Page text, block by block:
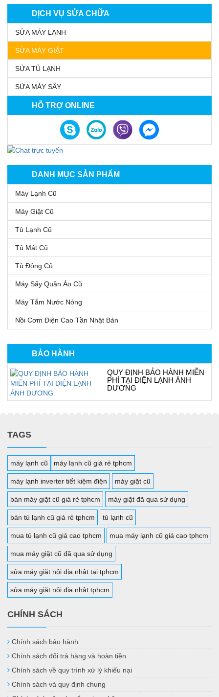
DỊCH VỤ SỬA CHỮA
SỬA MÁY LẠNH
SỬA MÁY GIẶT
SỬA TỦ LẠNH
SỬA MÁY SẤY
HỖ TRỢ ONLINE
DANH MỤC SẢN PHẨM
Máy Lạnh Cũ
Máy Giặt Cũ
Tủ Lạnh Cũ
Tủ Mát Cũ
Tủ Đông Cũ
Máy Sấy Quần Áo Cũ
Máy Tắm Nước Nóng
Nồi Cơm Điện Cao Tần Nhật Bản
BẢO HÀNH
QUY ĐỊNH BẢO HÀNH MIỄN
PHÍ TẠI ĐIỆN LẠNH ÁNH
DƯƠNG
TAGS
máy lạnh cũ máy lạnh cũ giá rẻ tphcm
máy lạnh inverter tiết kiệm điện máy giặt cũ
bán máy giặt cũ giá rẻ tphcm máy giặt đã qua sử dụng
bán tủ lạnh cũ giá rẻ tphcm tủ lạnh cũ
mua tủ lạnh cũ giá cao tphcm mua máy lạnh cũ giá cao tphcm
mua máy giặt cũ đã qua sử dụng
sửa máy giặt nội địa nhật tại tphcm
sửa máy giặt nội địa nhật tphcm
CHÍNH SÁCH
Chính sách bảo hành
Chính sách đổi trả hàng và hoàn tiền
Chính sách về quy trình xử lý khiếu nại
Chính sách và quy định chung